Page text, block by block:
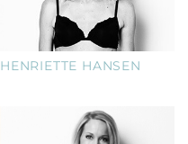
HENRIETTE HANSEN